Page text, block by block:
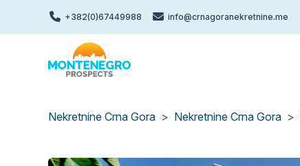
+382(0)67449988 info@crnagoranekretnine.me
Nekretnine Crna Gora Nekretnine Crna Gora